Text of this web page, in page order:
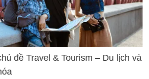
đề Travel & Tourism – Du lịch và